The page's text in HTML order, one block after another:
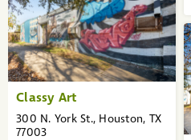
Classy Art
300 N. York St., Houston, TX
77003